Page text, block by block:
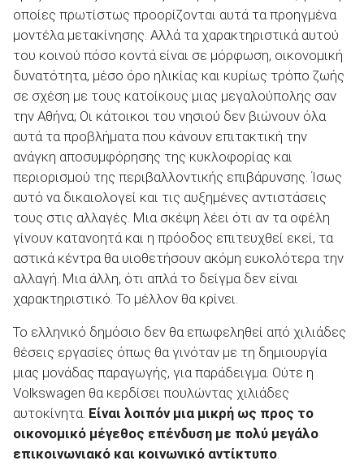
οποίες πρωτίστως προορίζονται αυτά τα προηγμένα
μοντέλα μετακίνησης. Αλλά τα χαρακτηριστικά αυτού
του κοινού πόσο κοντά είναι σε μόρφωση, οικονομική
δυνατότητα, μέσο όρο ηλικίας και κυρίως τρόπο ζωής
σε σχέση με τους κατοίκους μιας μεγαλούπολης σαν
την Αθήνα; Οι κάτοικοι του νησιού δεν βιώνουν όλα
αυτά τα προβλήματα που κάνουν επιτακτική την
ανάγκη αποσυμφόρησης της κυκλοφορίας και
περιορισμού της περιβαλλοντικής επιβάρυνσης. Ίσως
αυτό να δικαιολογεί και τις αυξημένες αντιστάσεις
τους στις αλλαγές. Μια σκέψη λέει ότι αν τα οφέλη
γίνουν κατανοητά και η πρόοδος επιτευχθεί εκεί, τα
αστικά κέντρα θα υιοθετήσουν ακόμη ευκολότερα την
αλλαγή. Μια άλλη, ότι απλά το δείγμα δεν είναι
χαρακτηριστικό. Το μέλλον θα κρίνει.
Το ελληνικό δημόσιο δεν θα επωφεληθεί από χιλιάδες
θέσεις εργασίες όπως θα γινόταν με τη δημιουργία
μιας μονάδας παραγωγής, για παράδειγμα. Ούτε η
Volkswagen θα κερδίσει πουλώντας χιλιάδες
αυτοκίνητα. Είναι λοιπόν μια μικρή ως προς το
οικονομικό μέγεθος επένδυση με πολύ μεγάλο
επικοινωνιακό και κοινωνικό αντίκτυπο.